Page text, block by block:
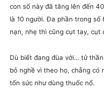
con số này đã tăng lên đến
là 10 người. Đa phần trong
nạn, nhẹ thì cũng cụt tay, cụt
Dù biết đang đùa với… tử
bỏ nghề vì theo họ, chẳng có
tốn sức như dùng thuốc nổ.